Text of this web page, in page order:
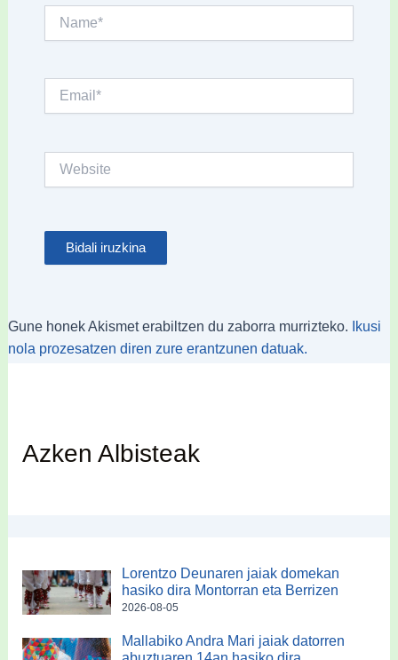
Email*
Website
Gune honek Akismet erabiltzen du zaborra murrizteko.
Ikusi
nola prozesatzen diren zure erantzunen datuak.
Azken Albisteak
Lorentzo Deunaren jaiak domekan
hasiko dira Montorran eta Berrizen
2026-08-05
Mallabiko Andra Mari jaiak datorren